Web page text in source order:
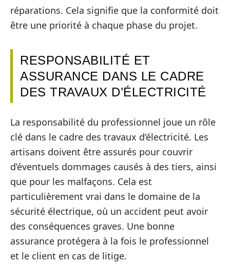
réparations. Cela signifie que la conformité doit
être une priorité à chaque phase du projet.
RESPONSABILITÉ ET
ASSURANCE DANS LE CADRE
DES TRAVAUX D’ÉLECTRICITÉ
La responsabilité du professionnel joue un rôle
clé dans le cadre des travaux d’électricité. Les
artisans doivent être assurés pour couvrir
d’éventuels dommages causés à des tiers, ainsi
que pour les malfaçons. Cela est
particulièrement vrai dans le domaine de la
sécurité électrique, où un accident peut avoir
des conséquences graves. Une bonne
assurance protégera à la fois le professionnel
et le client en cas de litige.